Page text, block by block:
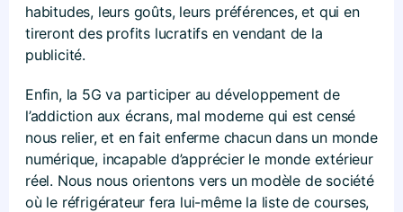
habitudes, leurs goûts, leurs préférences, et qui en
tireront des profits lucratifs en vendant de la
publicité.
Enfin, la 5G va participer au développement de
l’addiction aux écrans, mal moderne qui est censé
nous relier, et en fait enferme chacun dans un monde
numérique, incapable d’apprécier le monde extérieur
réel. Nous nous orientons vers un modèle de société
où le réfrigérateur fera lui-même la liste de courses,